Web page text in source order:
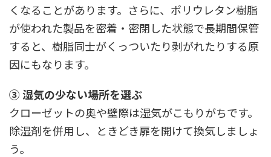
くなることがあります。さらに、ポリウレタン樹脂
が使われた製品を密着・密閉した状態で長期間保管
すると、樹脂同士がくっついたり剥がれたりする原
因にもなります。
③ 湿気の少ない場所を選ぶ
クローゼットの奥や壁際は湿気がこもりがちです。
除湿剤を併用し、ときどき扉を開けて換気しましょ
う。